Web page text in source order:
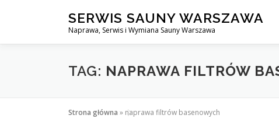
SERWIS SAUNY WARSZAWA
Naprawa, Serwis i Wymiana Sauny Warszawa
TAG: NAPRAWA FILTRÓW
Strona główna » naprawa filtrów basenowych